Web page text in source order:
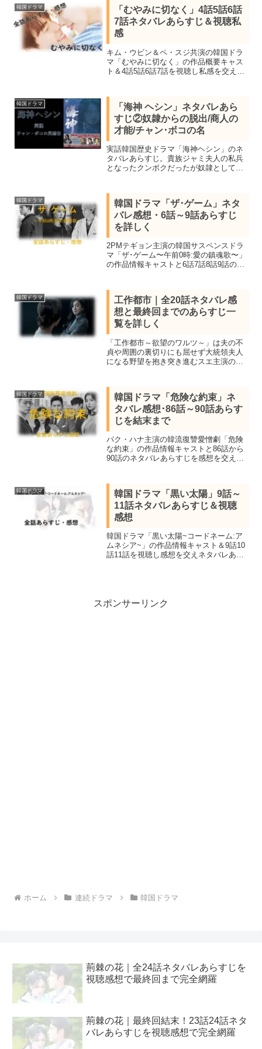
韓国ドラマ
「むやみに切なく」4話5話6話
7話ネタバレあらすじ＆視聴私
感
キム・ウビン＆ペ・スジ共演の韓国ドラ
マ「むやみに切なく」の作品概要キャス
ト＆4話5話6話7話を視聴し私感を交えネ
韓国ドラマ
「海神 ヘシン」ネタバレあら
すじ②奴隷からの脱出/商人の
才能/チャン･ボコの名
実話韓国歴史ドラマ「海神ヘシン」のネ
タバレあらすじ。貴族ジャミ夫人の私兵
となったクンボクだったが奴隷として送
商団を守る護衛兵を鍛える士官に任命さ
れると商人としての才能を発揮し護衛兵
最高位である大官となる
韓国ドラマ
韓国ドラマ「ザ･ゲーム」ネタ
バレ感想・6話～9話あらすじ
を詳しく
2PMテギョン主演の韓国サスペンスドラ
マ「ザ･ゲーム〜午前0時:愛の鎮魂歌〜」
の作品情報キャストと6話7話8話9話のネ
い詰めた先に待ち受ける衝撃の真実と
は!?
韓国ドラマ
工作都市｜全20話ネタバレ感
想と最終回までのあらすじ一
覧を詳しく
「工作都市～欲望のワルツ～」は夫の不
貞や周囲の裏切りにも屈せず大統領夫人
になる野望を抱き突き進むスエ主演の韓
バレ感想で詳しく紹介します。
韓国ドラマ
韓国ドラマ「危険な約束」ネ
タバレ感想･86話～90話あらす
じを結末まで
パク・ハナ主演の韓流復讐愛憎劇「危険
な約束」の作品情報キャストと86話から
90話のネタバレあらすじを感想を交え結
払わせるべく復讐を誓い7年後にスタイリ
ストして接近する。
韓国ドラマ
韓国ドラマ「黒い太陽」9話～
11話ネタバレあらすじ＆視聴
感想
韓国ドラマ「黒い太陽~コードネーム:ア
ムネシア~」の作品情報キャスト＆9話10
話11話を視聴し感想を交えネタバレあら
スポンサーリンク
ホーム 連続ドラマ 韓国ドラマ
荊棘の花｜全24話ネタバレあらすじを
視聴感想で最終回まで完全網羅
荊棘の花｜最終回結末！23話24話ネタ
バレあらすじを視聴感想で完全網羅